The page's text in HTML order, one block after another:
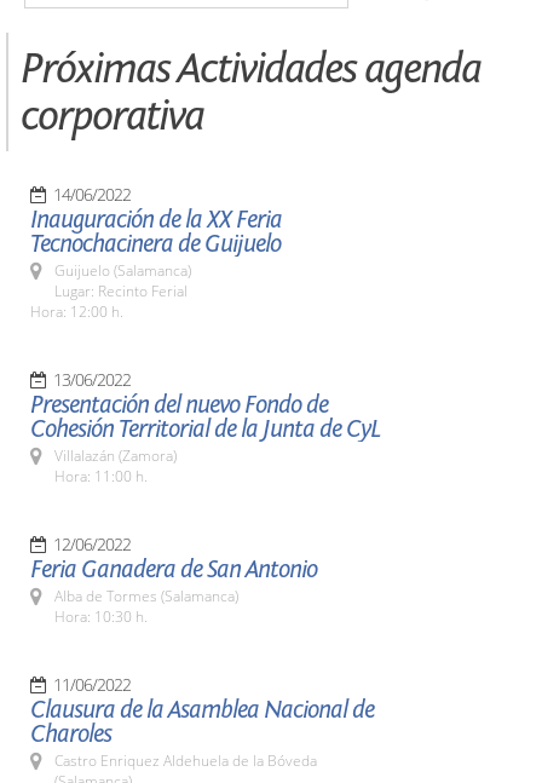
Próximas Actividades agenda
corporativa
14/06/2022
Inauguración de la XX Feria
Tecnochacinera de Guijuelo
Guijuelo (Salamanca)
Lugar: Recinto Ferial
Hora: 12:00 h.
13/06/2022
Presentación del nuevo Fondo de
Cohesión Territorial de la Junta de CyL
Villalazán (Zamora)
Hora: 11:00 h.
12/06/2022
Feria Ganadera de San Antonio
Alba de Tormes (Salamanca)
Hora: 10:30 h.
11/06/2022
Clausura de la Asamblea Nacional de
Charoles
Castro Enriquez Aldehuela de la Bóveda